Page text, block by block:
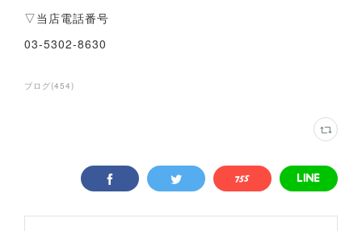
▽当店電話番号
03-5302-8630
ブログ(454)